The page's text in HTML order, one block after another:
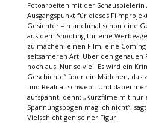
Fotoarbeiten mit der
Ausgangspunkt für dieses
Gesichter – manchmal schon eine
aus dem Shooting für eine
zu machen: einen Film, eine
seltsameren Art. Über den genauen
noch aus. Nur so viel: Es wird ein
Geschichte“ über ein Mädchen, das
und Realität schwebt. Und dabei
aufspannt, denn: „Kurzfilme mit
Spannungsbogen mag ich nicht“,
Vielschichtigen seiner Figur.